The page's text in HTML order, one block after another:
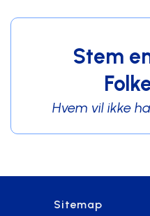
Stem
Hvem vil ikke
Sitemap